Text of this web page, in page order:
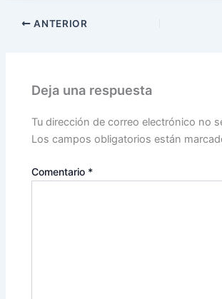
ANTERIOR
Deja una respuesta
Tu dirección de correo electrónico no
Los campos obligatorios están
Comentario *